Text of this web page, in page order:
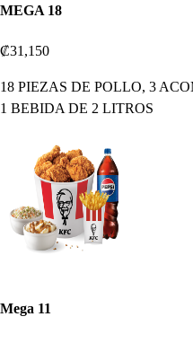
MEGA 18
₡31,150
18 PIEZAS DE POLLO, 3
1 BEBIDA DE 2 LITROS
Mega 11